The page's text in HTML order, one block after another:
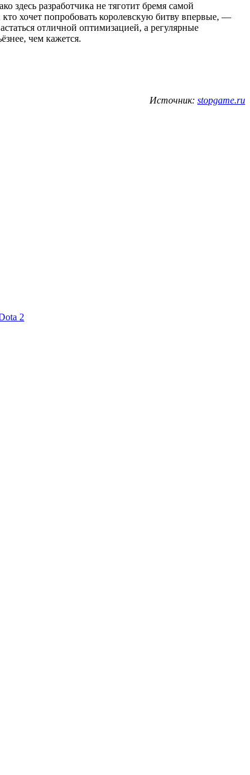
здесь разработчика не тяготит бремя самой
хочет попробовать королевскую битву впервые, —
отличной оптимизацией, а регулярные
чем кажется.
Источник: stopgame.ru
2